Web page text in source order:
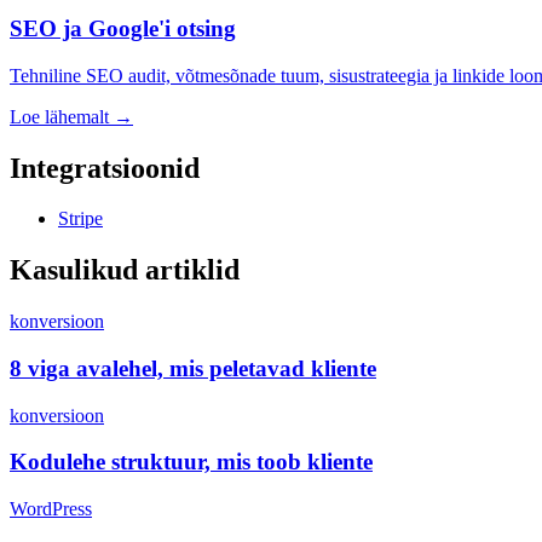
SEO ja Google'i otsing
Tehniline SEO audit, võtmesõnade tuum, sisustrateegia ja linkide
Loe lähemalt →
Integratsioonid
Stripe
Kasulikud artiklid
konversioon
8 viga avalehel, mis peletavad kliente
konversioon
Kodulehe struktuur, mis toob kliente
WordPress